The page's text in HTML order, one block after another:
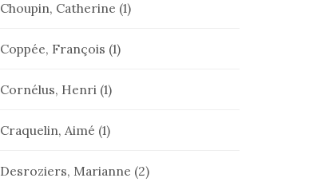
Choupin, Catherine (1)
Coppée, François (1)
Cornélus, Henri (1)
Craquelin, Aimé (1)
Desroziers, Marianne (2)